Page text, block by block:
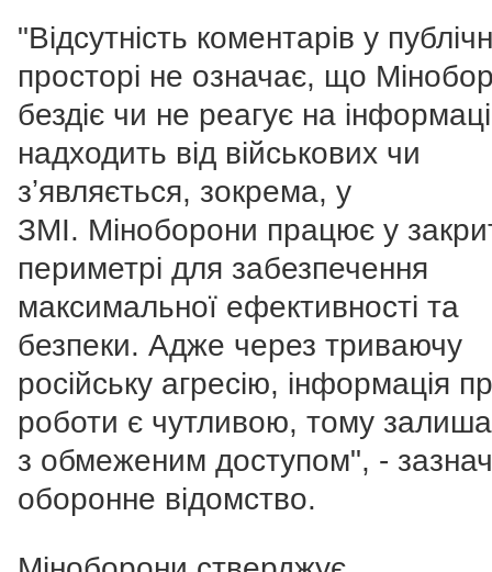
"Відсутність коментарів у
просторі не означає, що
бездіє чи не реагує на
надходить від військових чи
зʼявляється, зокрема, у
ЗМІ. Міноборони працює у
периметрі для забезпечення
максимальної ефективності та
безпеки. Адже через триваючу
російську агресію, інформація
роботи є чутливою, тому
з обмеженим доступом", -
оборонне відомство.